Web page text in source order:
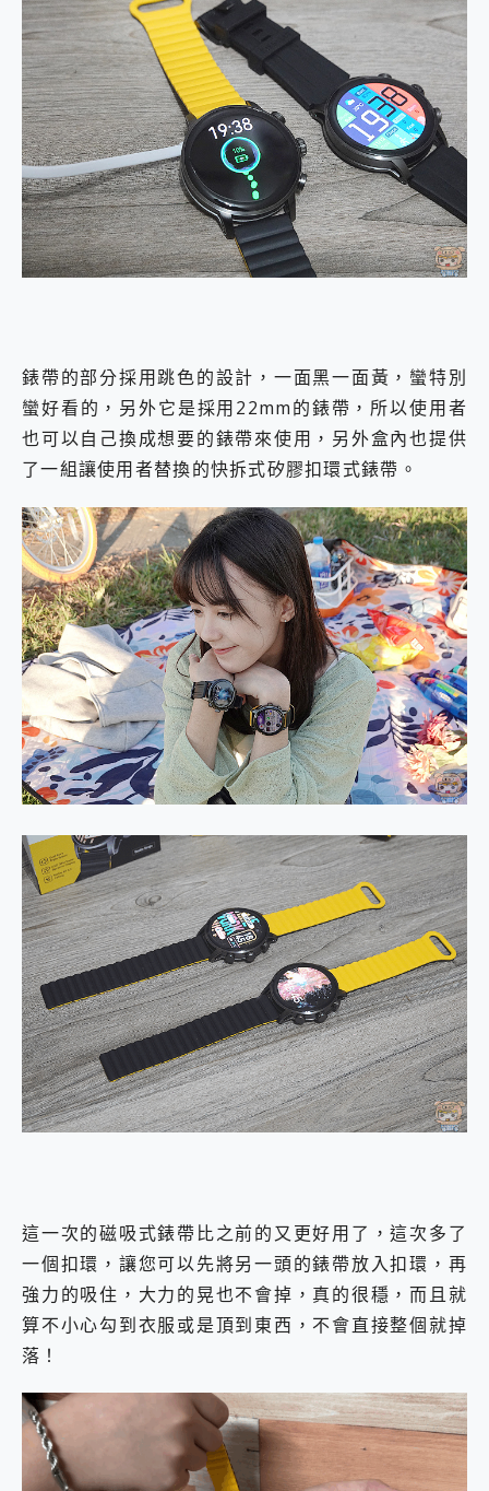
錶帶的部分採用跳色的設計，一面黑一面黃，蠻特別
蠻好看的，另外它是採用22mm的錶帶，所以使用者
也可以自己換成想要的錶帶來使用，另外盒內也提供
了一組讓使用者替換的快拆式矽膠扣環式錶帶。
這一次的磁吸式錶帶比之前的又更好用了，這次多了
一個扣環，讓您可以先將另一頭的錶帶放入扣環，再
強力的吸住，大力的晃也不會掉，真的很穩，而且就
算不小心勾到衣服或是頂到東西，不會直接整個就掉
落！